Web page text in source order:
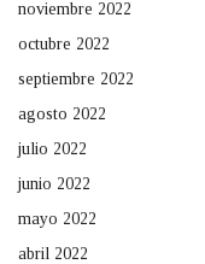
noviembre 2022
octubre 2022
septiembre 2022
agosto 2022
julio 2022
junio 2022
mayo 2022
abril 2022